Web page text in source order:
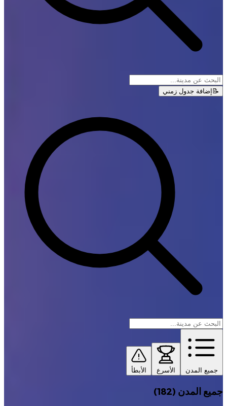
📝 إضافة جدول زمني
جميع المدن الأسرع الأبطأ
جميع المدن (182)